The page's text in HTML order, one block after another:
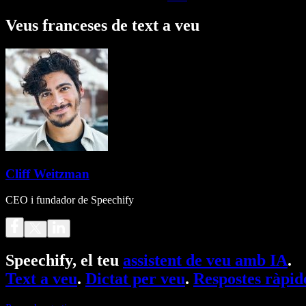
Veus franceses de text a veu
Cliff Weitzman
CEO i fundador de Speechify
Speechify, el teu assistent de veu amb IA.
Text a veu. Dictat per veu. Respostes